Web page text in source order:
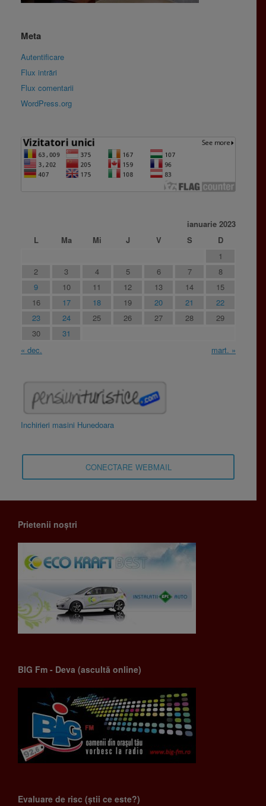
Meta
Autentificare
Flux intrări
Flux comentarii
WordPress.org
ianuarie 2023
L
Ma Mi J V S
D
1
2
3 4 5 6 7
8
9
10 11 12 13 14
15
16
17 18 19 20 21
22
23
24 25 26 27 28
29
30
31
« dec.
mart. »
Inchirieri masini Hunedoara
CONECTARE WEBMAIL
Prietenii noștri
BIG Fm - Deva (ascultă online)
Evaluare de risc (știi ce este?)